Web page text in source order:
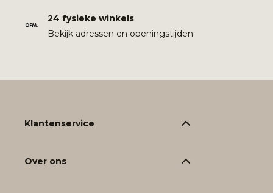
24 fysieke winkels
Bekijk adressen en openingstijden
Klantenservice
Over ons